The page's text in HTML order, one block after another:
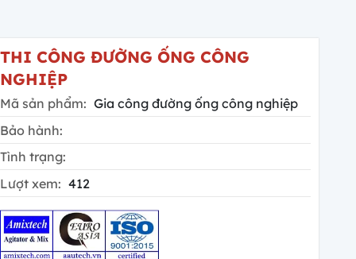
THI CÔNG ĐƯỜNG ỐNG CÔNG
NGHIỆP
Mã sản phẩm: Gia công đường ống công nghiệp
Bảo hành:
Tình trạng:
Lượt xem: 412